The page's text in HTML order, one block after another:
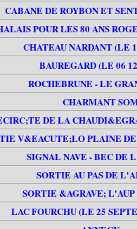
CABANE DE ROYBON ET
POUR LES 80 ANS
CHATEAU NARDANT (LE
BAUREGARD (LE 06
ROCHEBRUNE - LE
CHARMANT
DE LA
V&EACUTE;LO PLAINE
SIGNAL NAVE - BEC DE
SORTIE AU PAS DE
SORTIE &AGRAVE;
LAC FOURCHU (LE 25